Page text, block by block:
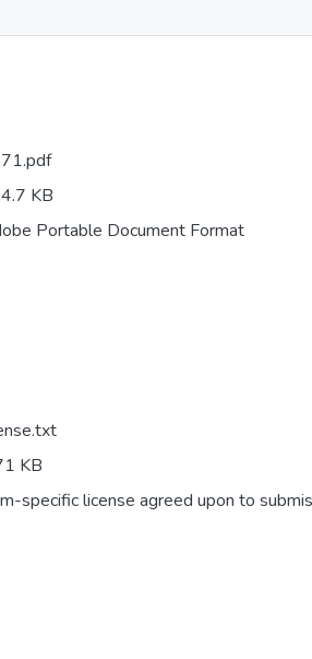
KB
Portable Document Format
KB
specific license agreed upon to